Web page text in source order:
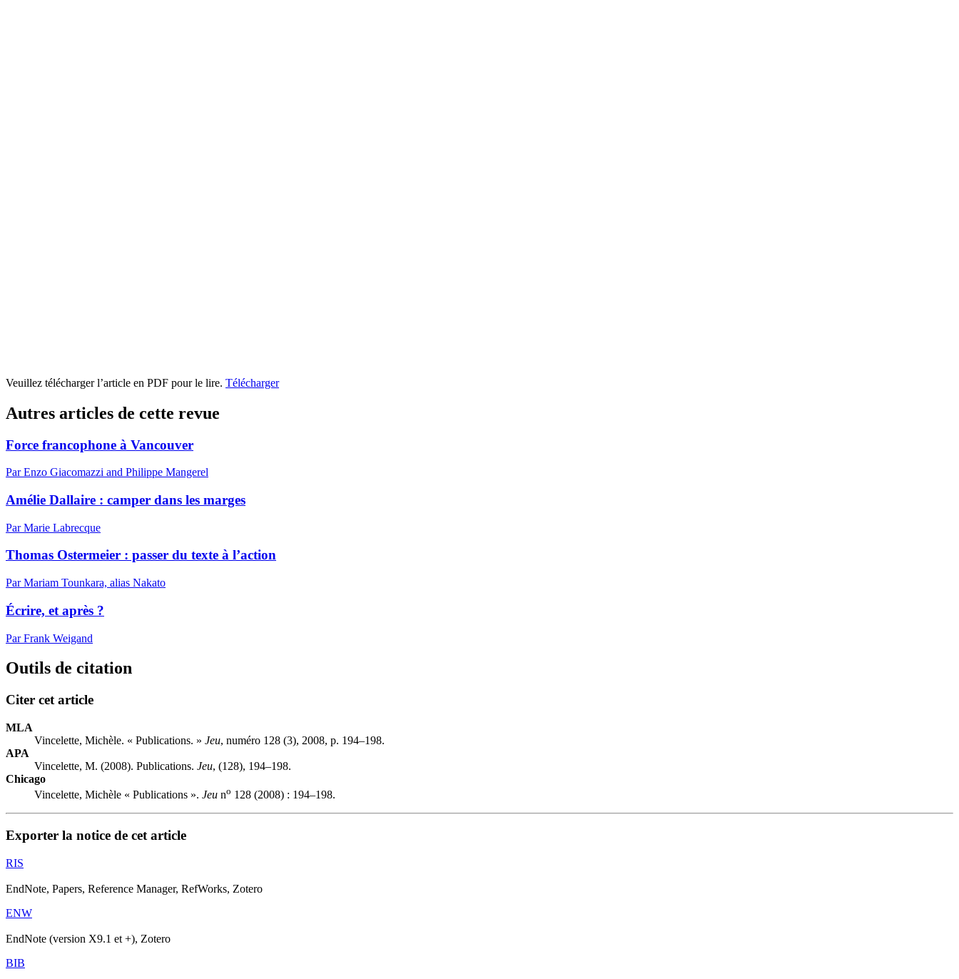
Veuillez télécharger l’article en PDF pour le lire. Télécharger
Autres articles de cette revue
Force francophone à Vancouver
Par Enzo Giacomazzi and Philippe Mangerel
Amélie Dallaire : camper dans les marges
Par Marie Labrecque
Thomas Ostermeier : passer du texte à l’action
Par Mariam Tounkara, alias Nakato
Écrire, et après ?
Par Frank Weigand
Outils de citation
Citer cet article
MLA
Vincelette, Michèle. « Publications. » Jeu, numéro 128 (3), 2008, p. 194–198.
APA
Vincelette, M. (2008). Publications. Jeu, (128), 194–198.
Chicago
Vincelette, Michèle « Publications ». Jeu no 128 (2008) : 194–198.
Exporter la notice de cet article
RIS
EndNote, Papers, Reference Manager, RefWorks, Zotero
ENW
EndNote (version X9.1 et +), Zotero
BIB